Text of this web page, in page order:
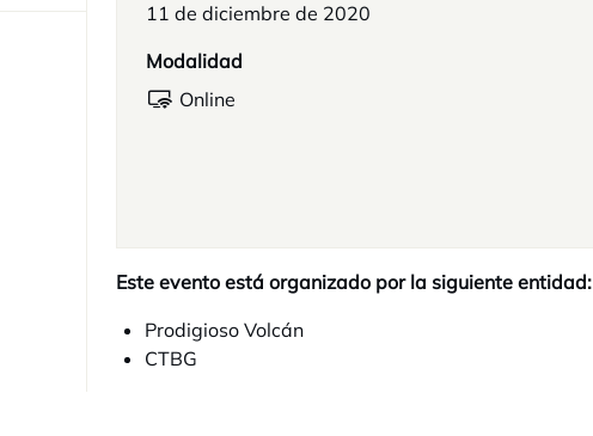
11 de diciembre de 2020
Modalidad
Online
Este evento está organizado por la siguiente entidad:
Prodigioso Volcán
CTBG